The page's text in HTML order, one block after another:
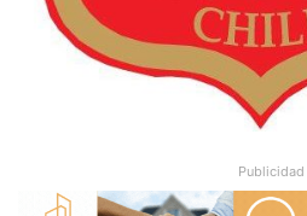
Publicidad